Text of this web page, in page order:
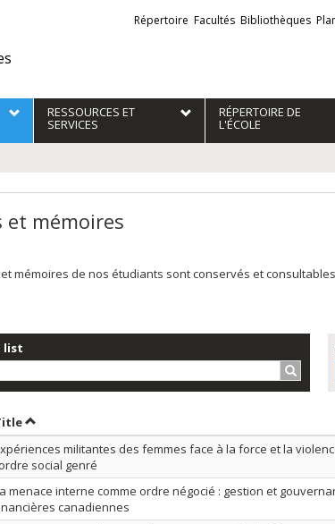
Liens
externes
Répertoire Facultés Bibliothèques
RESSOURCES ET
SERVICES
RÉPERTOIRE DE
L'ÉCOLE
et mémoires
mémoires de nos étudiants sont conservés et
list
Search…
by date in ascending order
Sort by title in ascending order
militantes des femmes face à la force et la
social genré
menace interne comme ordre négocié : gestion et
canadiennes